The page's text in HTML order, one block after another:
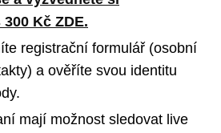
Kč ZDE.
registrační formulář (osobní
a ověříte svou identitu
mají možnost sledovat live